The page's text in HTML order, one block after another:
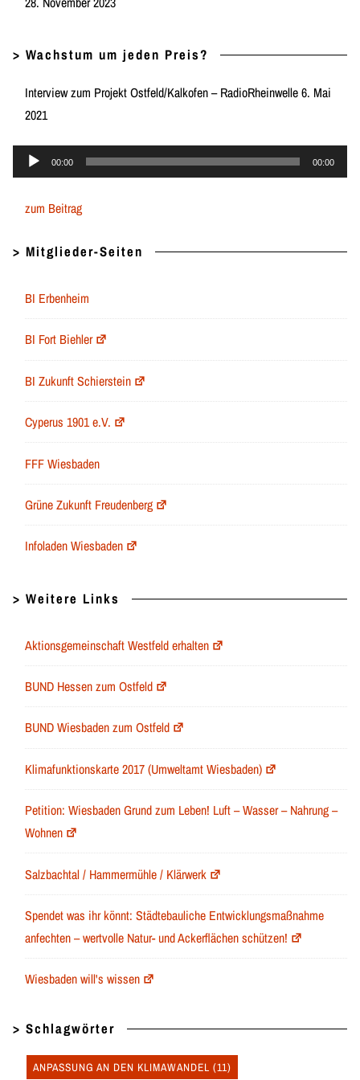
> Wachstum um jeden Preis?
Interview zum Projekt Ostfeld/Kalkofen – RadioRheinwelle 6. Mai
2021
Audio-
Player
00:00 00:00
zum Beitrag
> Mitglieder-Seiten
BI Erbenheim
BI Fort Biehler
BI Zukunft Schierstein
Cyperus 1901 e.V.
FFF Wiesbaden
Grüne Zukunft Freudenberg
Infoladen Wiesbaden
> Weitere Links
Aktionsgemeinschaft Westfeld erhalten
BUND Hessen zum Ostfeld
BUND Wiesbaden zum Ostfeld
Klimafunktionskarte 2017 (Umweltamt Wiesbaden)
Petition: Wiesbaden Grund zum Leben! Luft – Wasser – Nahrung –
Wohnen
Salzbachtal / Hammermühle / Klärwerk
Spendet was ihr könnt: Städtebauliche Entwicklungsmaßnahme
anfechten – wertvolle Natur- und Ackerflächen schützen!
Wiesbaden will's wissen
> Schlagwörter
ANPASSUNG AN DEN KLIMAWANDEL (11)